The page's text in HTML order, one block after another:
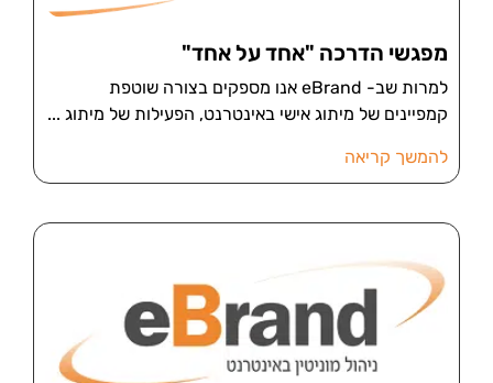
מפגשי הדרכה "אחד על אחד"
למרות שב- eBrand אנו מספקים בצורה שוטפת
קמפיינים של מיתוג אישי באינטרנט, הפעילות של מיתוג
להמשך קריאה